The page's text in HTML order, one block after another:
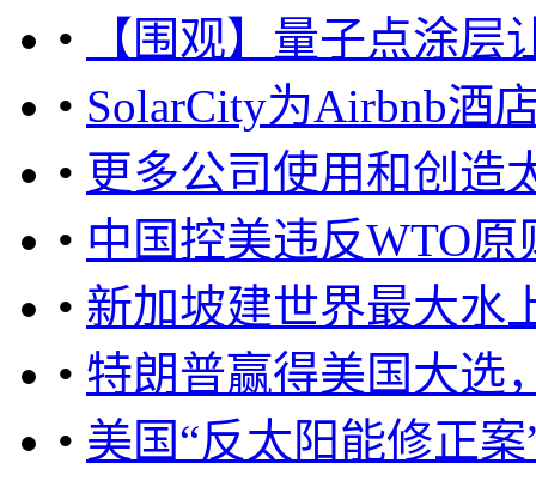
•
【围观】量子点涂
• SolarCity为Airbnb酒
• 更多公司使用和创造
• 中国控美违反WTO
• 新加坡建世界最大水
• 特朗普赢得美国大选
• 美国“反太阳能修正